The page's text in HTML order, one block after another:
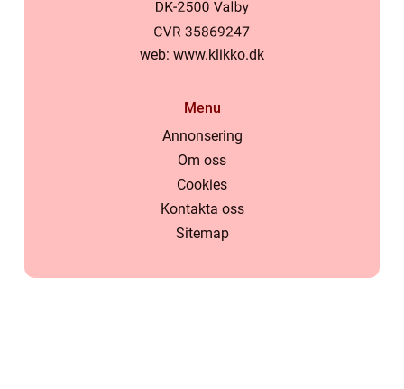
web: www.klikko.dk
Menu
Annonsering
Om oss
Cookies
Kontakta oss
Sitemap